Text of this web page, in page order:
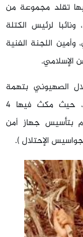
تقلد مجموعة من
لرئيس الكتلة
وأمين اللجنة الفنية
الإسلامي.
الصهيوني بتهمة
الإنضمام للجنة العسكرية الإخوانيه، حيث مكث فيها 4
بتأسيس جهاز أمن
الإحتلال ).